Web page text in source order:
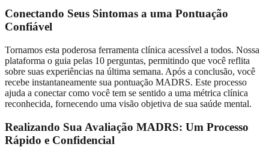
Conectando Seus Sintomas a uma Pontuação
Confiável
Tornamos esta poderosa ferramenta clínica acessível a todos. Nossa
plataforma o guia pelas 10 perguntas, permitindo que você reflita
sobre suas experiências na última semana. Após a conclusão, você
recebe instantaneamente sua pontuação MADRS. Este processo
ajuda a conectar como você tem se sentido a uma métrica clínica
reconhecida, fornecendo uma visão objetiva de sua saúde mental.
Realizando Sua Avaliação MADRS: Um Processo
Rápido e Confidencial